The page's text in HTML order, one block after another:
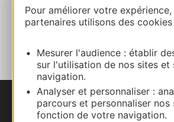
Pour améliorer votre
partenaires utilisons des
Mesurer l'audience : établir
sur l'utilisation de nos sites et
navigation.
Analyser et personnaliser :
parcours et personnaliser nos
fonction de votre navigation.
AJOUTER
Nous contacter